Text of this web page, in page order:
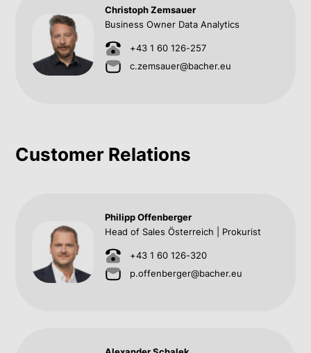
Christoph Zemsauer
Business Owner Data Analytics
+43 1 60 126-257
c.zemsauer@bacher.eu
Customer Relations
Philipp Offenberger
Head of Sales Österreich | Prokurist
+43 1 60 126-320
p.offenberger@bacher.eu